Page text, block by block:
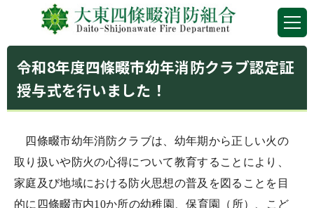
令和8年度四條畷市幼年消防クラブ認定証
授与式を行いました！
四條畷市幼年消防クラブは、幼年期から正しい火の
取り扱いや防火の心得について教育することにより、
家庭及び地域における防火思想の普及を図ることを目
的に四條畷市内10か所の幼稚園、保育園（所）、こど